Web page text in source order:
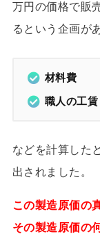
万円の価格で販
るという企画が
材料費
職人の工賃
などを計算した
出されました。
この製造原価の
その製造原価の